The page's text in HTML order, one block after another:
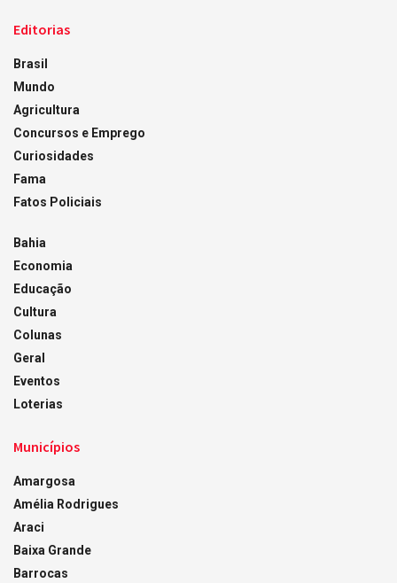
Editorias
Brasil
Mundo
Agricultura
Concursos e Emprego
Curiosidades
Fama
Fatos Policiais
Bahia
Economia
Educação
Cultura
Colunas
Geral
Eventos
Loterias
Municípios
Amargosa
Amélia Rodrigues
Araci
Baixa Grande
Barrocas